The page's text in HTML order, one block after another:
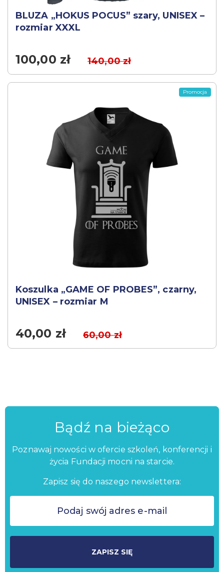
BLUZA „HOKUS POCUS” szary, UNISEX –
rozmiar XXXL
100,00 zł 140,00zł
Koszulka „GAME OF PROBES”, czarny,
UNISEX – rozmiar M
Promocja
40,00 zł 60,00zł
Bądź na bieżąco
Poznawaj nowości w ofercie szkoleń, konferencji i
życia Fundacji mocni na starcie.
Zapisz się do naszego newslettera:
ZAPISZ SIĘ